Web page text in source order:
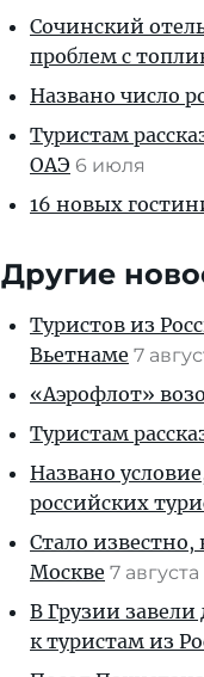
Сочинский
проблем с
Названо число
Туристам
ОАЭ 6 июля
16 новых
Другие
Туристов из
Вьетнаме 7
«Аэрофлот»
Туристам
Названо
российских
Стало
Москве 7 августа
В Грузии
к туристам из